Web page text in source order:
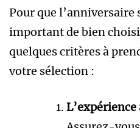
Pour que
important de bien
quelques critères à
votre sélection :